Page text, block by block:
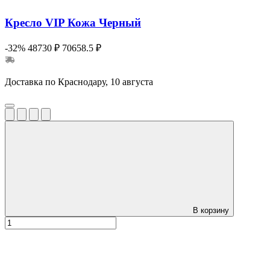
Кресло VIP Кожа Черный
-32% 48730 ₽ 70658.5 ₽
Доставка по Краснодару, 10 августа
В корзину